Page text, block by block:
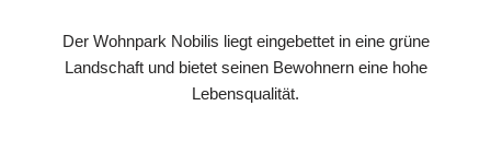
Der Wohnpark Nobilis liegt eingebettet in eine grüne
Landschaft und bietet seinen Bewohnern eine hohe
Lebensqualität.